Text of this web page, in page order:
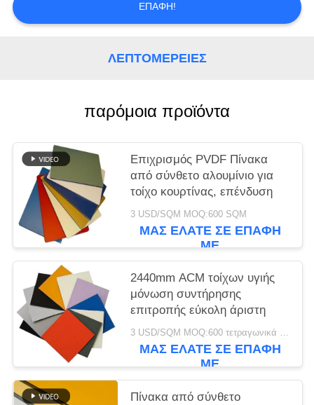
ΕΠΑΦΉ!
ΛΕΠΤΟΜΈΡΕΙΕΣ
παρόμοια προϊόντα
Επιχρισμός PVDF Πίνακα
από σύνθετο αλουμίνιο για
τοίχο κουρτίνας, επένδυση
3 USD/SQM MOQ:600 SQM
ΜΑΣ ΕΛΆΤΕ ΣΕ ΕΠΑΦΉ
ΜΕ
2440mm ACM τοίχων υγιής
μόνωση συντήρησης
επιτροπής εύκολη άριστη
3 USD/SQM MOQ:600 τετραγωνικά μέτρα
ΜΑΣ ΕΛΆΤΕ ΣΕ ΕΠΑΦΉ
ΜΕ
Πίνακα από σύνθετο